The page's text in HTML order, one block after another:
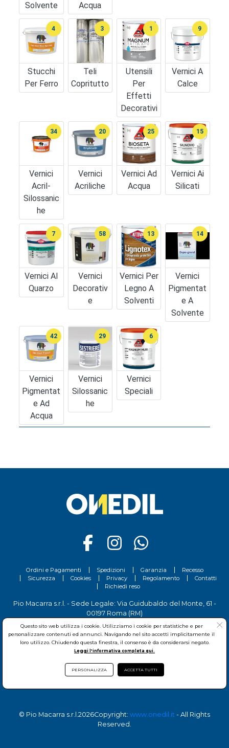
Solvente
Acqua
Stucchi
Per Ferro
4
Teli
Copritutto
3
Utensili
Per
Effetti
Decorativi
1
Vernici A
Calce
9
Vernici
Acril-
Silossanic
He
34
Vernici
Acriliche
20
Vernici Ad
Acqua
25
Vernici Ai
Silicati
15
Vernici Al
Quarzo
7
Vernici
Decorativ
E
58
Vernici Per
Legno A
Solventi
13
Vernici
Pigmentat
E A
Solvente
14
Vernici
Pigmentat
E Ad
Acqua
42
Vernici
Silossanic
He
29
Vernici
Speciali
6
Ordini e Pagamenti Spedizioni Garanzia
Recesso
Sicurezza
Cookies Privacy Regolamento
Contatti
Richiedi reso
Pio Macarra s.r.l. - Sede Legale: Via Guidubaldo del Monte, 61 -
00197 Roma (RM)
Partita Iva: 04809541008 - Codice Fiscale: 04809541008 Capitale
Sociale 700.000 Euro i.v.
Tel.06 81156444- Sede Operativa: Via delle Imprese, 7 - 00030
San Cesareo (RM)
© Pio Macarra s.r.l. 2026Copyright: www.onedil.it - All Rights
Reserved.
Questo sito web utilizza i cookie. Utilizziamo i cookie per statistiche e per
personalizzare contenuti ed annunci. Navigando nel sito accetti implicitamente il
loro utilizzo. Chiudendo questa finestra, il consenso è da considerarsi negato.
Leggi l'informativa completa qui.
PERSONALIZZA ACCETTA TUTTI